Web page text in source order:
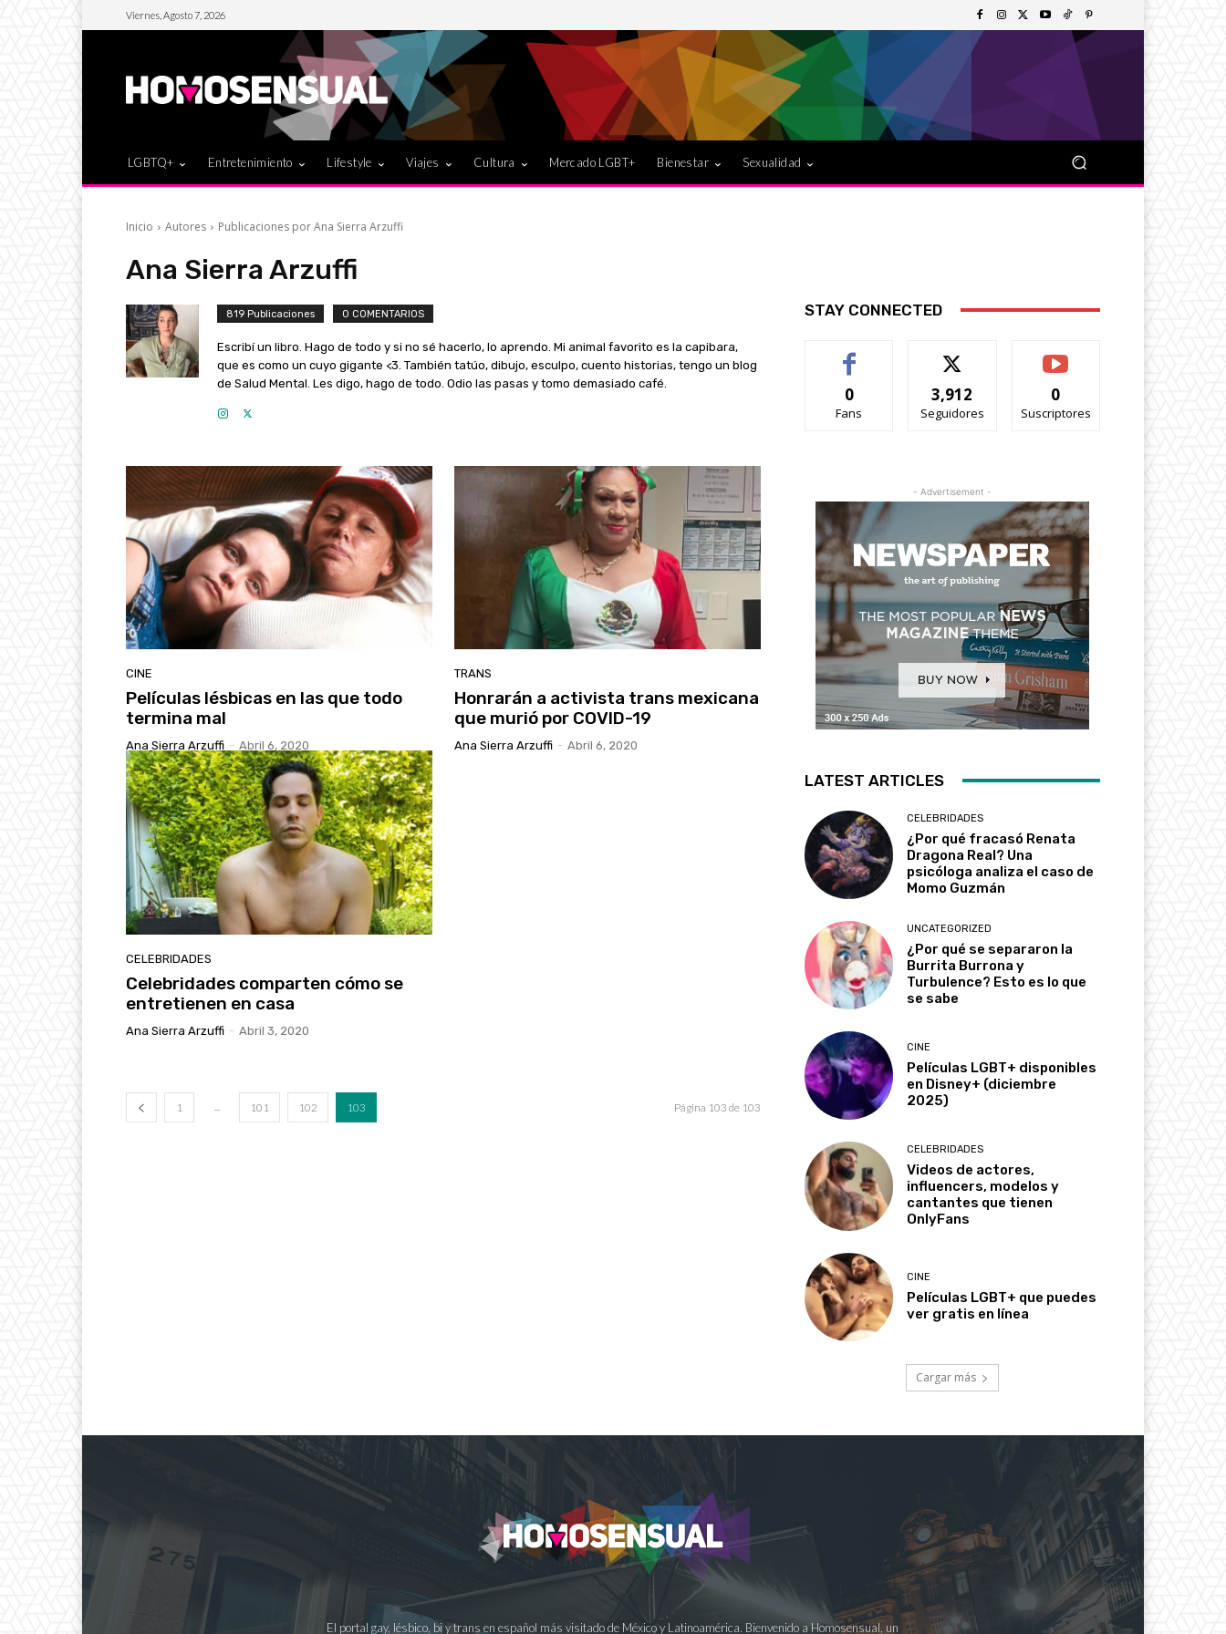
Viernes, Agosto 7, 2026
LGBTQ+ Entretenimiento Lifestyle Viajes Cultura Mercado LGBT+ Bienestar Sexualidad
Inicio Autores Publicaciones por Ana Sierra Arzuffi
Ana Sierra Arzuffi
819 Publicaciones 0 COMENTARIOS
Escribí un libro. Hago de todo y si no sé hacerlo, lo aprendo. Mi animal favorito es la capibara,
que es como un cuyo gigante <3. También tatúo, dibujo, esculpo, cuento historias, tengo un blog
de Salud Mental. Les digo, hago de todo. Odio las pasas y tomo demasiado café.
CINE
Películas lésbicas en las que todo
termina mal
Ana Sierra Arzuffi - Abril 6, 2020
TRANS
Honrarán a activista trans mexicana
que murió por COVID-19
Ana Sierra Arzuffi - Abril 6, 2020
CELEBRIDADES
Celebridades comparten cómo se
entretienen en casa
Ana Sierra Arzuffi - Abril 3, 2020
1 ... 101 102 103 Página 103 de 103
STAY CONNECTED
0
Fans
3,912
Seguidores
0
Suscriptores
- Advertisement -
LATEST ARTICLES
CELEBRIDADES
¿Por qué fracasó Renata
Dragona Real? Una
psicóloga analiza el caso de
Momo Guzmán
UNCATEGORIZED
¿Por qué se separaron la
Burrita Burrona y
Turbulence? Esto es lo que
se sabe
CINE
Películas LGBT+ disponibles
en Disney+ (diciembre
2025)
CELEBRIDADES
Videos de actores,
influencers, modelos y
cantantes que tienen
OnlyFans
CINE
Películas LGBT+ que puedes
ver gratis en línea
Cargar más
El portal gay, lésbico, bi y trans en español más visitado de México y Latinoamérica. Bienvenido a Homosensual, un